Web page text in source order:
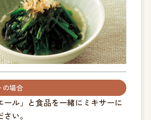
の場合
ール」と食品を一緒にミキサーに
い。